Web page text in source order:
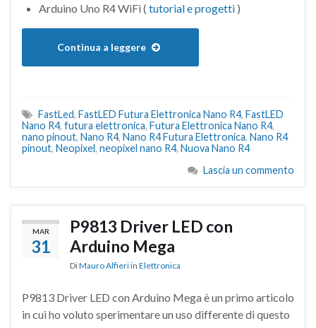
Arduino Uno R4 WiFi ( tutorial e progetti )
Continua a leggere
FastLed, FastLED Futura Elettronica Nano R4, FastLED
Nano R4, futura elettronica, Futura Elettronica Nano R4,
nano pinout, Nano R4, Nano R4 Futura Elettronica, Nano R4
pinout, Neopixel, neopixel nano R4, Nuova Nano R4
Lascia un commento
MAR
31
P9813 Driver LED con
Arduino Mega
DiMauro Alfieri in Elettronica
P9813 Driver LED con Arduino Mega è un primo articolo
in cui ho voluto sperimentare un uso differente di questo